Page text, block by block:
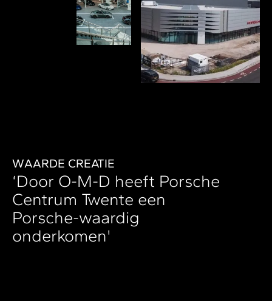
WAARDE CREATIE
‘Door O-M-D heeft Porsche
Centrum Twente een
Porsche-waardig
onderkomen'